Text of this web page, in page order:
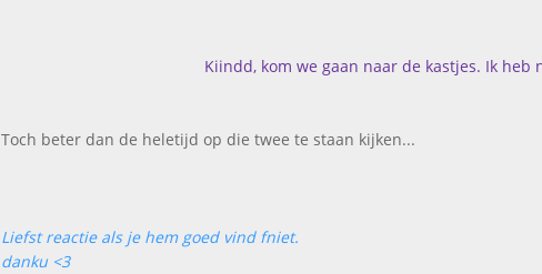
Kiindd, kom we gaan naar de kastjes. Ik heb
Toch beter dan de heletijd op die twee te staan kijken...
Liefst reactie als je hem goed vind fniet.
danku <3